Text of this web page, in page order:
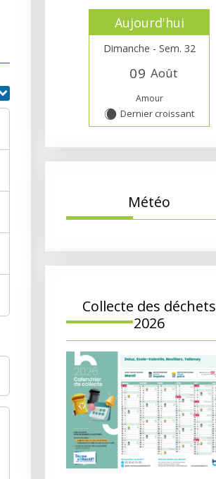
Aujourd'hui
Dimanche - Sem. 32
09 Août
Amour
X Dernier croissant
Météo
Collecte des déchets
2026